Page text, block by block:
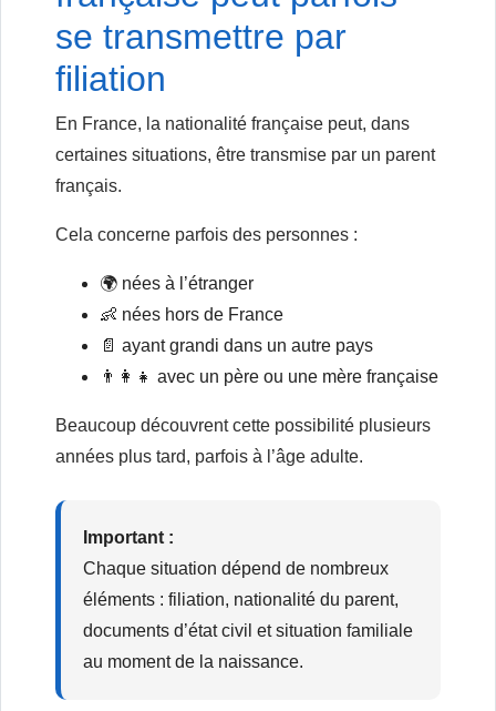
se transmettre par
filiation
En France, la nationalité française peut, dans
certaines situations, être transmise par un parent
français.
Cela concerne parfois des personnes :
🌍 nées à l’étranger
👶 nées hors de France
📄 ayant grandi dans un autre pays
👨‍👩‍👧 avec un père ou une mère française
Beaucoup découvrent cette possibilité plusieurs
années plus tard, parfois à l’âge adulte.
Important :
Chaque situation dépend de nombreux
éléments : filiation, nationalité du parent,
documents d’état civil et situation familiale
au moment de la naissance.